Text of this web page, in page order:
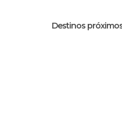
Destinos